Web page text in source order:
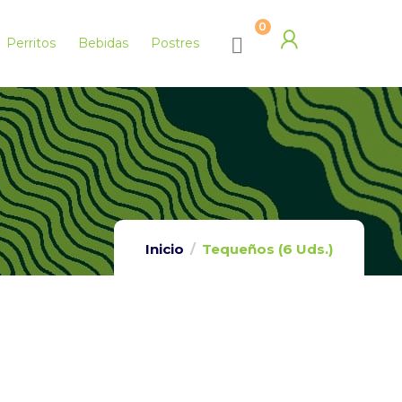
Perritos Bebidas Postres
0
Inicio Tequeños (6 Uds.)